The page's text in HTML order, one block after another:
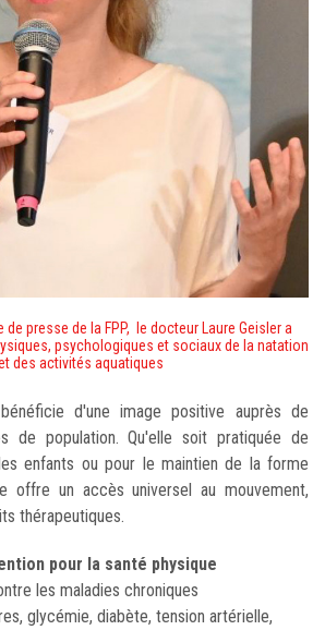
de presse de la FPP, le docteur Laure Geisler a
psychologiques et sociaux de la natation
des activités aquatiques
d'une image positive auprès de
de population. Qu'elle soit pratiquée de
enfants ou pour le maintien de la forme
offre un accès universel au mouvement,
thérapeutiques.
pour la santé physique
les maladies chroniques
glycémie, diabète, tension artérielle,